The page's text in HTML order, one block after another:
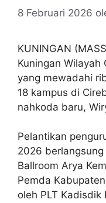
8 Februari 2026
KUNINGAN
Kuningan Wilayah
yang mewadahi
18 kampus di
nahkoda baru,
Pelantikan
2026
Ballroom Arya
Pemda
oleh PLT Kadisdik